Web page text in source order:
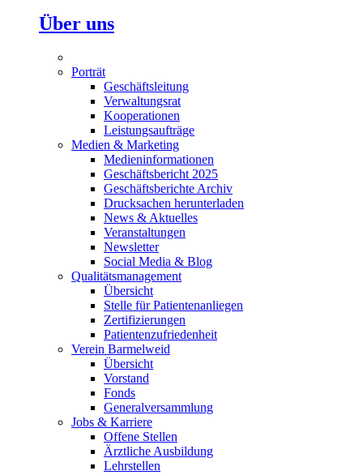
Über uns
Porträt
Geschäftsleitung
Verwaltungsrat
Kooperationen
Leistungsaufträge
Medien & Marketing
Medieninformationen
Geschäftsbericht 2025
Geschäftsberichte Archiv
Drucksachen herunterladen
News & Aktuelles
Veranstaltungen
Newsletter
Social Media & Blog
Qualitätsmanagement
Übersicht
Stelle für Patientenanliegen
Zertifizierungen
Patientenzufriedenheit
Verein Barmelweid
Übersicht
Vorstand
Fonds
Generalversammlung
Jobs & Karriere
Offene Stellen
Ärztliche Ausbildung
Lehrstellen